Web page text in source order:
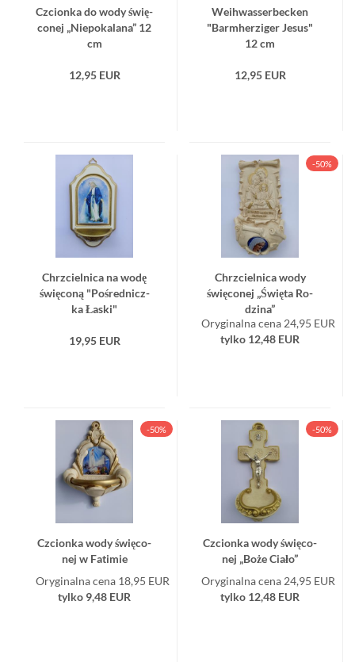
Czcion­ka do wody świę­
co­nej „Nie­po­ka­la­na” 12
cm
12,95 EUR
We­ih­was­ser­bec­ken
"Barm­he­rzi­ger Jesus"
12 cm
12,95 EUR
Chrzciel­ni­ca na wodę
świę­co­ną "Po­śred­nicz­
ka Łaski"
19,95 EUR
-50%
Chrzciel­ni­ca wody
świę­co­nej „Świę­ta Ro­
dzi­na”
Oryginalna cena 24,95 EUR
tylko 12,48 EUR
-50%
Czcion­ka wody świę­co­
nej w Fa­ti­mie
Oryginalna cena 18,95 EUR
tylko 9,48 EUR
-50%
Czcion­ka wody świę­co­
nej „Boże Ciało”
Oryginalna cena 24,95 EUR
tylko 12,48 EUR